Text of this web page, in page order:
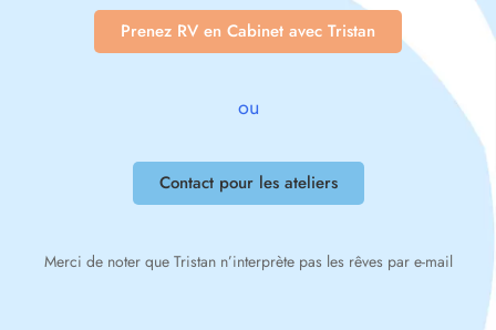
Prenez RV en Cabinet avec Tristan
ou
Contact pour les ateliers
Merci de noter que Tristan n’interprète pas les rêves par e-mail